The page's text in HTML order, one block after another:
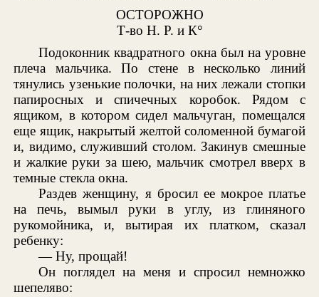
ОСТОРОЖНО
Т-во Н. Р. и К°
Подоконник квадратного окна был на уровне
плеча мальчика. По стене в несколько линий
тянулись узенькие полочки, на них лежали стопки
папиросных и спичечных коробок. Рядом с
ящиком, в котором сидел мальчуган, помещался
еще ящик, накрытый желтой соломенной бумагой
и, видимо, служивший столом. Закинув смешные
и жалкие руки за шею, мальчик смотрел вверх в
темные стекла окна.
Раздев женщину, я бросил ее мокрое платье
на печь, вымыл руки в углу, из глиняного
рукомойника, и, вытирая их платком, сказал
ребенку:
— Ну, прощай!
Он поглядел на меня и спросил немножко
шепеляво: